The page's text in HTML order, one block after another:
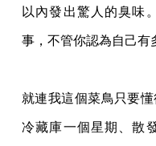
以內發出驚人的臭味
事 ，不管你認為自己有
就連我這個菜鳥只要
冷藏庫一個星期、散